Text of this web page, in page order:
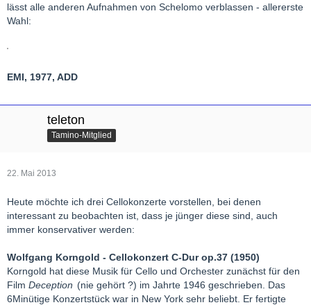
lässt alle anderen Aufnahmen von Schelomo verblassen - allererste
Wahl:
EMI, 1977, ADD
teleton
Tamino-Mitglied
22. Mai 2013
Heute möchte ich drei Cellokonzerte vorstellen, bei denen
interessant zu beobachten ist, dass je jünger diese sind, auch
immer konservativer werden:
Wolfgang Korngold - Cellokonzert C-Dur op.37 (1950)
Korngold hat diese Musik für Cello und Orchester zunächst für den
Film Deception (nie gehört ?) im Jahrte 1946 geschrieben. Das
6Minütige Konzertstück war in New York sehr beliebt. Er fertigte